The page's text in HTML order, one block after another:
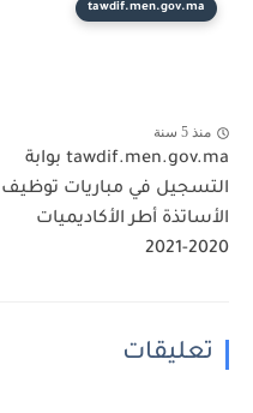
tawdif.men.gov.ma
منذ 5 سنة
tawdif.men.gov.ma بوابة
التسجيل في مباريات توظيف
الأساتذة أطر الأكاديميات
2020-2021
تعليقات